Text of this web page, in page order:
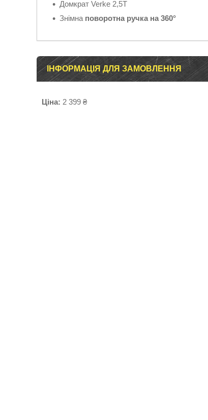
Домкрат Verke 2,5T
Знімна поворотна ручка на 360°
ІНФОРМАЦІЯ ДЛЯ ЗАМОВЛЕННЯ
Ціна: 2 399 ₴